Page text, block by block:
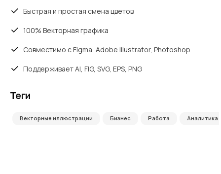
Быстрая и простая смена цветов
100% Векторная графика
Совместимо с Figma, Adobe Illustrator, Photoshop
Поддерживает AI, FIG, SVG, EPS, PNG
Теги
Векторные иллюстрации Бизнес Работа Аналитика